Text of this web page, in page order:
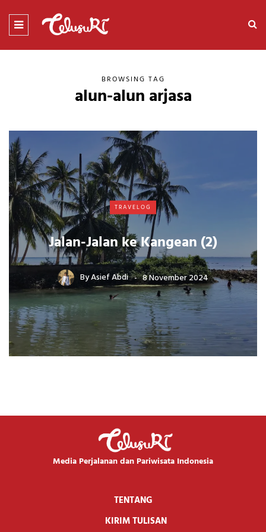
BROWSING TAG
alun-alun arjasa
TRAVELOG
Jalan-Jalan ke Kangean (2)
ByAsief Abdi 8 November 2024
Media Perjalanan dan Pariwisata Indonesia
TENTANG
KIRIM TULISAN